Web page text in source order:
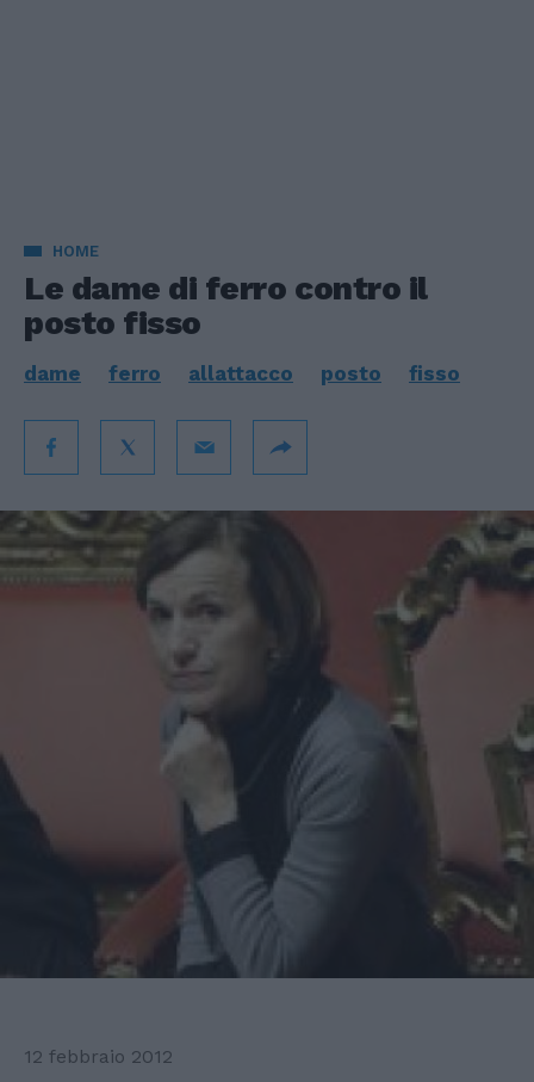
HOME
Le dame di ferro contro il
posto fisso
dame ferro allattacco posto fisso
12 febbraio 2012